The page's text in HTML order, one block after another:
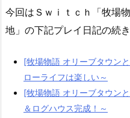
今回はＳｗｉｔｃｈ「牧場
地」の下記プレイ日記の続き
[牧場物語 オリーブタウン
ローライフは楽しい～
[牧場物語 オリーブタウン
＆ログハウス完成！～